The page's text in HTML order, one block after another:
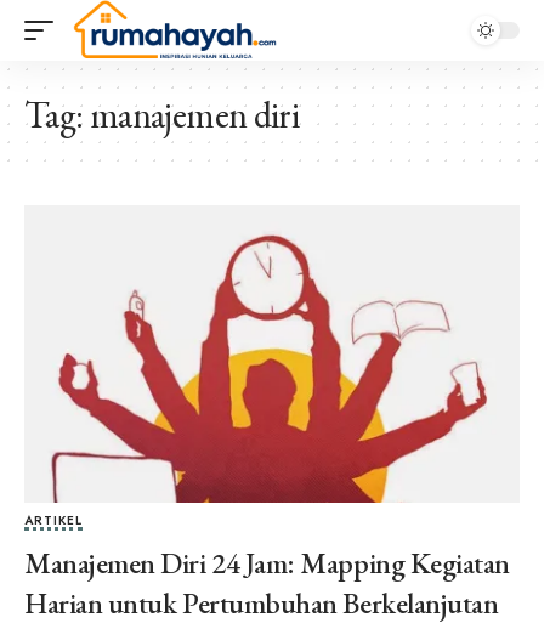
Tag:manajemen diri
ARTIKEL
Manajemen Diri 24 Jam: Mapping Kegiatan
Harian untuk Pertumbuhan Berkelanjutan